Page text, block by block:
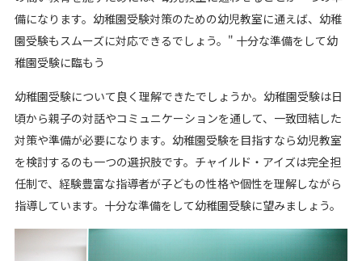
備になります。幼稚園受験対策のための幼児教室に通えば、幼稚
園受験もスムーズに対応できるでしょう。" 十分な準備をして幼
稚園受験に臨もう
幼稚園受験について良く理解できたでしょうか。幼稚園受験は日
頃から親子の対話やコミュニケーションを通して、一致団結した
対策や準備が必要になります。幼稚園受験を目指すなら幼児教室
を検討するのも一つの選択肢です。チャイルド・アイズは完全担
任制で、経験豊富な指導者が子どもの性格や個性を理解しながら
指導しています。十分な準備をして幼稚園受験に望みましょう。